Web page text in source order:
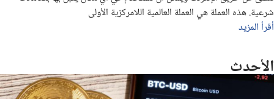
توقعات أسعار الذهب الايام القادمة
شرعية. هذه العملة هي العملة العالمية اللامركزية الأولى
أقرأ المزيد
الأحدث